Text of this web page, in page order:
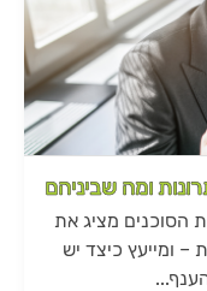
ומה שביניהם
הסוכנים מציג את
ומייעץ כיצד יש